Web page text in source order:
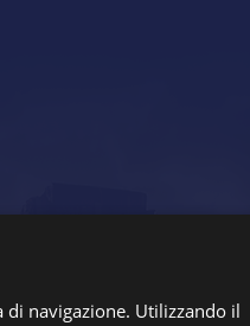
navigazione. Utilizzando il